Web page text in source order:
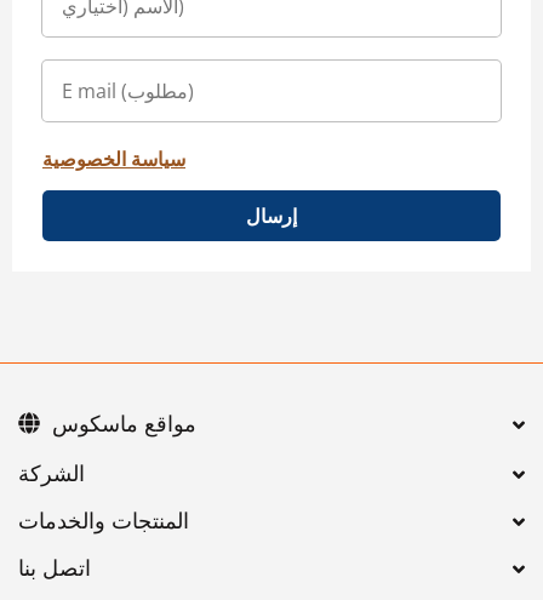
سياسة الخصوصية
إرسال
اتصل بنا
مواقع ماسكوس